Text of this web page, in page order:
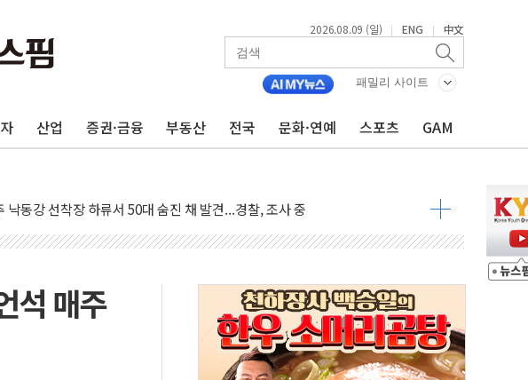
2026.08.09 (일) | ENG | 中文
패밀리 사이트
산업 증권·금융 부동산 전국 문화·연예 스포츠 GAM
진위면 공장서 질식사고 발생…작업자 1명 숨져
블루밸리 국가산단에 '철강 AI융합실증센터' 들어선다
] 김민석, 정청래에 누적 1.48%p 차 선두 유지...金 46.01% vs 鄭 44.53%
당 경북도당위원장에 오중기 당선...합산득표율 68.63%
석, 강원·대구·경북 경선서 정청래에 승리…金 48.54% vs 鄭 44.40%
] 민주, 강원·대구·경북 경선 결과...김민석 48.54% 정청래 44.40%
보] 민주, 경북 경선 결과 발표...김민석 47.37% 정청래 45.71% 송영길 6.92%
보] 민주, 대구 경선 결과 발표...정청래 47.82% 김민석 46.35% 송영길 5.83%
석 매주